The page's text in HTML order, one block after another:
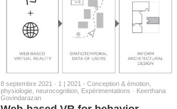
8 septembre 2021 · 1 | 2021 - Conception & émotion,
physiologie, neurocognition Expérimentations · Keerthana
Govindarazan